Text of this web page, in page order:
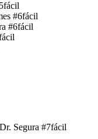
fácil
#6fácil
#6fácil
Segura #7fácil